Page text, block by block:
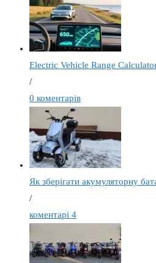
Electric Vehicle Range
/
0 коментарів
Як зберігати акумуляторну
/
коментарі 4